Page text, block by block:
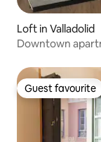
Loft in Valladolid
Downtown
Guest favourite
Guest favourite